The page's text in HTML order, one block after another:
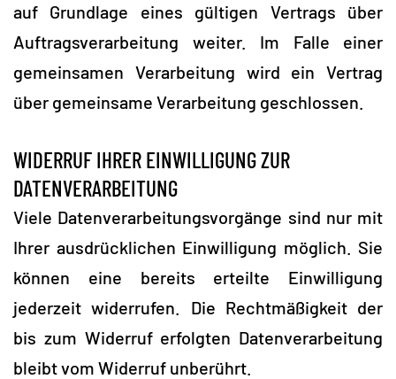
auf Grundlage eines gültigen Vertrags über
Auftragsverarbeitung weiter. Im Falle einer
gemeinsamen Verarbeitung wird ein Vertrag
über gemeinsame Verarbeitung geschlossen.
WIDERRUF IHRER EINWILLIGUNG ZUR
DATENVERARBEITUNG
Viele Datenverarbeitungsvorgänge sind nur mit
Ihrer ausdrücklichen Einwilligung möglich. Sie
können eine bereits erteilte Einwilligung
jederzeit widerrufen. Die Rechtmäßigkeit der
bis zum Widerruf erfolgten Datenverarbeitung
bleibt vom Widerruf unberührt.